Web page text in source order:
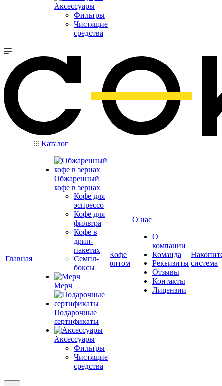
Аксессуары
Фильтры
Чистящие
средства
Главная
Каталог
Обжаренный
кофе в зернах
Кофе для
эспрессо
Кофе для
фильтра
Кофе в
дрип-
пакетах
Семпл-
боксы
Мерч
Подарочные
сертификаты
Аксессуары
Фильтры
Чистящие
средства
Кофе
оптом
О нас
О
компании
Команда
Реквизиты
Отзывы
Контакты
Лицензии
система